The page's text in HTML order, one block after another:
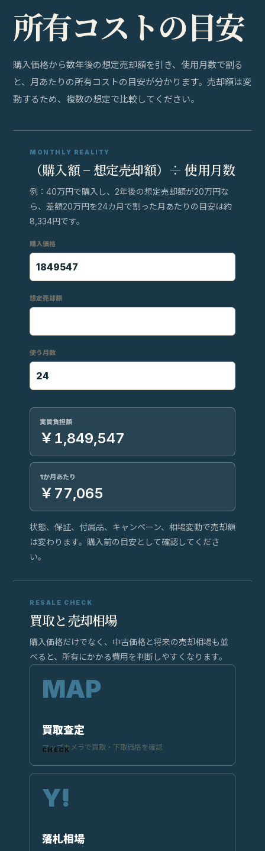
所有コス トの目安
購入価格から数年後の想定売却額を引き、使用月数で割る
と、月あたりの所有コストの目安が分かります。売却額は変
動するため、複数の想定で比較してください。
MONTHLY REALITY
（購入額 − 想定売却額）÷ 使用月数
例：40万円で購入し、2年後の想定売却額が20万円な
ら、差額20万円を24カ月で割った月あたりの目安は約
8,334円です。
購入価格
想定売却額
使う月数
実質負担額
￥1,849,547
1か月あたり
￥77,065
状態、保証、付属品、キャンペーン、相場変動で売却額
は変わります。購入前の目安として確認してくださ
い。
RESALE CHECK
買取と売却相場
購入価格だけでなく、中古価格と将来の売却相場も並
べると、所有にかかる費用を判断しやすくなります。
買取査定
マップカメラで買取・下取価格を確認
落札相場